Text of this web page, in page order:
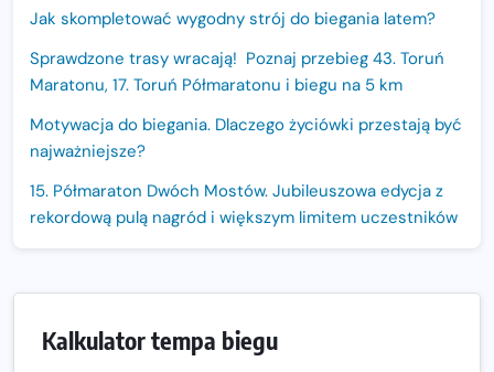
Jak skompletować wygodny strój do biegania latem?
Sprawdzone trasy wracają! Poznaj przebieg 43. Toruń
Maratonu, 17. Toruń Półmaratonu i biegu na 5 km
Motywacja do biegania. Dlaczego życiówki przestają być
najważniejsze?
15. Półmaraton Dwóch Mostów. Jubileuszowa edycja z
rekordową pulą nagród i większym limitem uczestników
Oficjalna koszulka LOTTO 25. Poznań Maratonu!
Kalkulator tempa biegu